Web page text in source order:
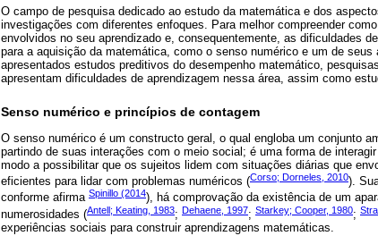
O campo de pesquisa dedicado ao estudo da matemática e dos
investigações com diferentes enfoques. Para melhor compreender
envolvidos no seu aprendizado e, consequentemente, as dificuldades
para a aquisição da matemática, como o senso numérico e um de
apresentados estudos preditivos do desempenho matemático,
apresentam dificuldades de aprendizagem nessa área, assim como
Senso numérico e princípios de contagem
O senso numérico é um constructo geral, o qual engloba um conjunto
partindo de suas interações com o meio social; é uma forma de
modo a possibilitar que os sujeitos lidem com situações diárias que
eficientes para lidar com problemas numéricos (Corso; Dorneles, 2010).
conforme afirma Spinillo (2014), há comprovação da existência de um
numerosidades (Antell; Keating, 1983; Dehaene, 1997; Starkey; Cooper, 1980;
experiências sociais para construir aprendizagens matemáticas.